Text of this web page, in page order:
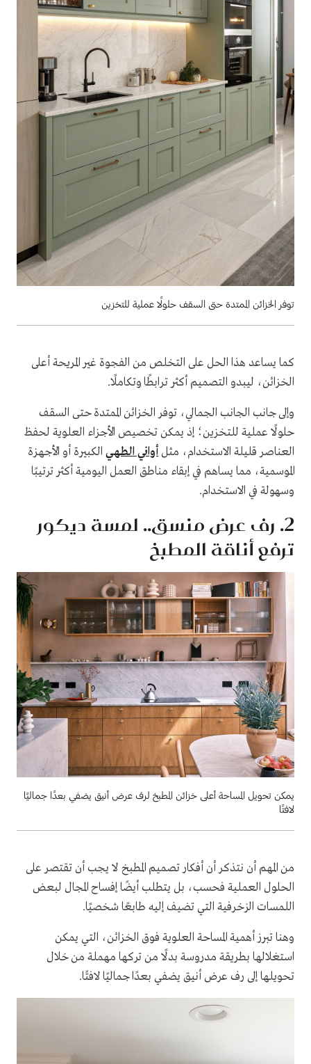
توفر الخزائن الممتدة حتى السقف حلولًا عملية للتخزين
كما يساعد هذا الحل على التخلص من الفجوة غير المريحة أعلى
الخزائن، ليبدو التصميم أكثر ترابطًا وتكاملًا.
وإلى جانب الجانب الجمالي، توفر الخزائن الممتدة حتى السقف
حلولًا عملية للتخزين؛ إذ يمكن تخصيص الأجزاء العلوية لحفظ
العناصر قليلة الاستخدام، مثلأواني الطهي الكبيرة أو الأجهزة
الموسمية، مما يساهم في إبقاء مناطق العمل اليومية أكثر ترتيبًا
وسهولة في الاستخدام.
2. رف عرض منسق.. لمسة ديكور
ترفع أناقة المطبخ
يمكن تحويل المساحة أعلى خزائن المطبخ لرف عرض أنيق يضفي بعدًا جماليًا
لافتًا
من المهم أن نتذكر أن أفكار تصميم المطبخ لا يجب أن تقتصر على
الحلول العملية فحسب، بل يتطلب أيضًا إفساح المجال لبعض
اللمسات الزخرفية التي تضيف إليه طابعًا شخصيًا.
وهنا تبرز أهمية المساحة العلوية فوق الخزائن، التي يمكن
استغلالها بطريقة مدروسة بدلًا من تركها مهملة من خلال
تحويلها إلى رف عرض أنيق يضفي بعدًا جماليًا لافتًا.